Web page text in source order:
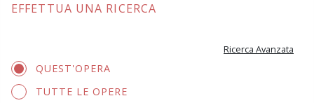
EFFETTUA UNA RICERCA
Ricerca Avanzata
QUEST'OPERA
TUTTE LE OPERE